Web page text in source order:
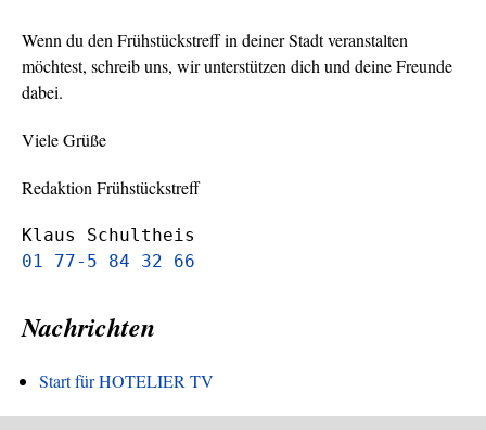
Wenn du den Frühstückstreff in deiner Stadt veranstalten
möchtest, schreib uns, wir unterstützen dich und deine Freunde
dabei.
Viele Grüße
Redaktion Frühstückstreff
Klaus Schultheis
01 77-5 84 32 66
Nachrichten
Start für HOTELIER TV